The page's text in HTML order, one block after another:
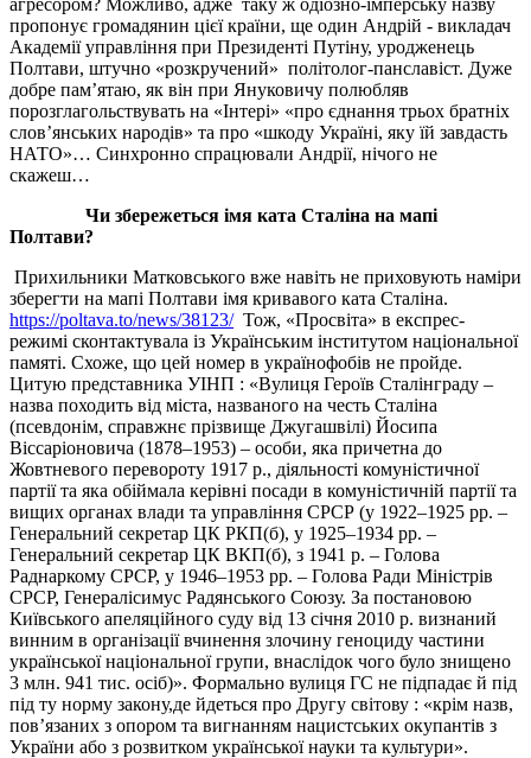
пропонує громадянин цієї країни, ще один Андрій - викладач
Академії управління при Президенті Путіну, уродженець
Полтави, штучно «розкручений» політолог-панславіст. Дуже
добре пам’ятаю, як він при Януковичу полюбляв
порозглагольствувать на «Інтері» «про єднання трьох братніх
слов’янських народів» та про «шкоду Україні, яку їй завдасть
НАТО»… Синхронно спрацювали Андрії, нічого не
скажеш…
Чи збережеться імя ката Сталіна на мапі
Полтави?
Прихильники Матковського вже навіть не приховують наміри
зберегти на мапі Полтави імя кривавого ката Сталіна.
https://poltava.to/news/38123/Тож, «Просвіта» в експрес-
режимі сконтактувала із Українським інститутом національної
памяті. Схоже, що цей номер в українофобів не пройде.
Цитую представника УІНП : «Вулиця Героїв Сталінграду –
назва походить від міста, названого на честь Сталіна
(псевдонім, справжнє прізвище Джугашвілі) Йосипа
Віссаріоновича (1878–1953) – особи, яка причетна до
Жовтневого перевороту 1917 р., діяльності комуністичної
партії та яка обіймала керівні посади в комуністичній партії та
вищих органах влади та управління СРСР (у 1922–1925 рр. –
Генеральний секретар ЦК РКП(б), у 1925–1934 рр. –
Генеральний секретар ЦК ВКП(б), з 1941 р. – Голова
Раднаркому СРСР, у 1946–1953 рр. – Голова Ради Міністрів
СРСР, Генералісимус Радянського Союзу. За постановою
Київського апеляційного суду від 13 січня 2010 р. визнаний
винним в організації вчинення злочину геноциду частини
української національної групи, внаслідок чого було знищено
3 млн. 941 тис. осіб)». Формально вулиця ГС не підпадає й під
під ту норму закону,де йдеться про Другу світову : «крім назв,
пов’язаних з опором та вигнанням нацистських окупантів з
України або з розвитком української науки та культури».